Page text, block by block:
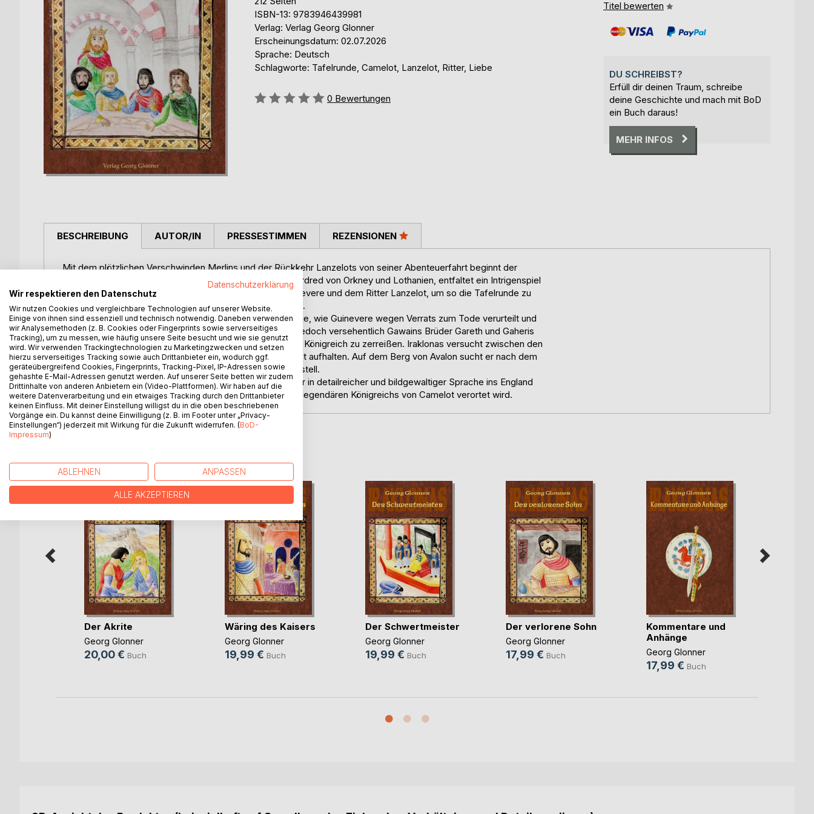
ISBN-13: 9783946439981
Verlag: Verlag Georg Glonner
Erscheinungsdatum: 02.07.2026
Sprache: Deutsch
Schlagworte: Tafelrunde, Camelot, Lanzelot, Ritter, Liebe
Bewertung::
0 Bewertungen
Titel bewerten
DU SCHREIBST?
Erfüll dir deinen Traum, schreibe
deine Geschichte und mach mit BoD
ein Buch daraus!
MEHR INFOS
BESCHREIBUNG
Mit dem plötzlichen Verschwinden Merlins und der Rückkehr Lanzelots von seiner Abenteuerfahrt beginnt der
Niedergang Camelots. König Artus' unehelicher Sohn, Mordred von Orkney und Lothanien, entfaltet ein Intrigenspiel
um die heimliche Liebesbeziehung zwischen Königin Guinevere und dem Ritter Lanzelot, um so die Tafelrunde zu
entzweien und selbst die Krone von Camelot zu gewinnen.
Yong Gan-de Iraklonas wird als Ritter der Tafelrunde Zeuge, wie Guinevere wegen Verrats zum Tode verurteilt und
durch Lanzelot vom Scheiterhaufen gerettet wird, dabei jedoch versehentlich Gawains Brüder Gareth und Gaheris
tötet. Die Fehde zwischen Lanzelot und Gawain droht das Königreich zu zerreißen. Iraklonas versucht zwischen den
Kontrahenten zu vermitteln, kann aber das Verhängnis nicht aufhalten. Auf dem Berg von Avalon sucht er nach dem
Heiligen Gral und kämpft auf dem Schlachtfeld von St. Austell.
Auch der fünfte Teil der Iraklonas-Saga entführt den Leser in detailreicher und bildgewaltiger Sprache ins England
des 9. Jahrhunderts, in dem der tragische Untergang des legendären Königreichs von Camelot verortet wird.
AUTOR/IN PRESSESTIMMEN REZENSIONEN
Der Akrite
Georg Glonner
20,00 € Buch
Wäring des Kaisers
Georg Glonner
19,99 € Buch
Der Schwertmeister
Georg Glonner
19,99 € Buch
Der verlorene Sohn
Georg Glonner
17,99 € Buch
Kommentare und
Anhänge
Georg Glonner
17,99 € Buch
Datenschutzerklärung
Wir respektieren den Datenschutz
Wir nutzen Cookies und vergleichbare Technologien auf unserer Website.
Einige von ihnen sind essenziell und technisch notwendig. Daneben verwenden
wir Analysemethoden (z. B. Cookies oder Fingerprints sowie serverseitiges
Tracking), um zu messen, wie häufig unsere Seite besucht und wie sie genutzt
wird. Wir verwenden Trackingtechnologien zu Marketingzwecken und setzen
hierzu serverseitiges Tracking sowie auch Drittanbieter ein, wodurch ggf.
geräteübergreifend Cookies, Fingerprints, Tracking-Pixel, IP-Adressen sowie
gehashte E-Mail-Adressen genutzt werden. Auf unserer Seite betten wir zudem
Drittinhalte von anderen Anbietern ein (Video-Plattformen). Wir haben auf die
weitere Datenverarbeitung und ein etwaiges Tracking durch den Drittanbieter
keinen Einfluss. Mit deiner Einstellung willigst du in die oben beschriebenen
Vorgänge ein. Du kannst deine Einwilligung (z. B. im Footer unter „Privacy-
Einstellungen“) jederzeit mit Wirkung für die Zukunft widerrufen. (BoD-
Impressum)
ABLEHNEN ANPASSEN
ALLE AKZEPTIEREN